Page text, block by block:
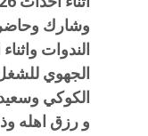
وشارك
الندوات
الجهوي
الكوكي
و رزق اهله